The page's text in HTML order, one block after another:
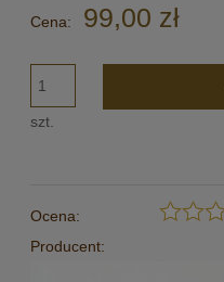
Cena: 99,00 zł
szt.
Ocena:
Producent: